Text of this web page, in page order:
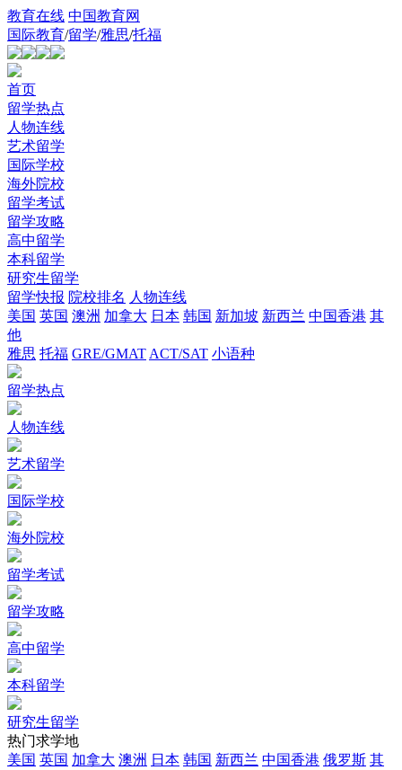
教育在线 中国教育网
国际教育/留学/雅思/托福
首页
留学热点
人物连线
艺术留学
国际学校
海外院校
留学考试
留学攻略
高中留学
本科留学
研究生留学
留学快报 院校排名 人物连线
美国 英国 澳洲 加拿大 日本 韩国 新加坡 新西兰 中国香港 其
他
雅思 托福 GRE/GMAT ACT/SAT 小语种
留学热点
人物连线
艺术留学
国际学校
海外院校
留学考试
留学攻略
高中留学
本科留学
研究生留学
热门求学地
美国 英国 加拿大 澳洲 日本 韩国 新西兰 中国香港 俄罗斯 其